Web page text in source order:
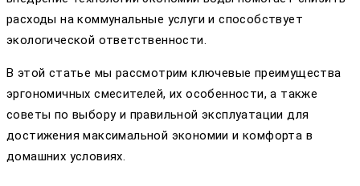
расходы на коммунальные услуги и способствует
экологической ответственности.
В этой статье мы рассмотрим ключевые преимущества
эргономичных смесителей, их особенности, а также
советы по выбору и правильной эксплуатации для
достижения максимальной экономии и комфорта в
домашних условиях.